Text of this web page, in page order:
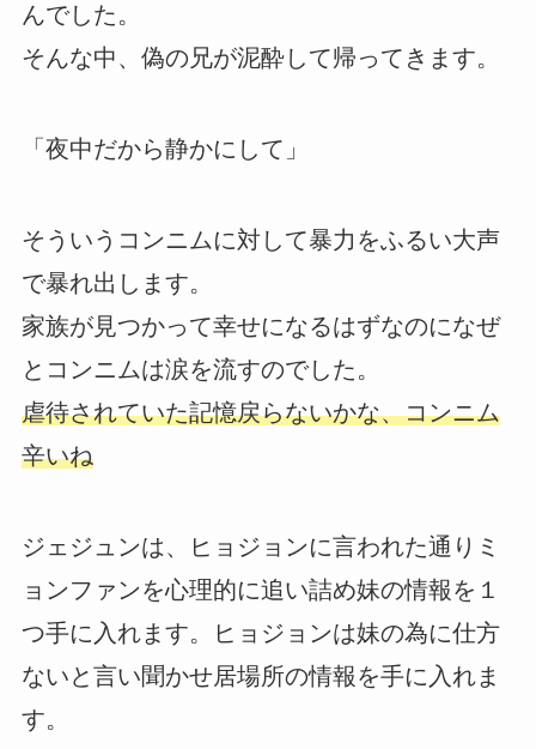
んでした。
そんな中、偽の兄が泥酔して帰ってきます。
「夜中だから静かにして」
そういうコンニムに対して暴力をふるい大声
で暴れ出します。
家族が見つかって幸せになるはずなのになぜ
とコンニムは涙を流すのでした。
虐待されていた記憶戻らないかな、コンニム
辛いね
ジェジュンは、ヒョジョンに言われた通りミ
ョンファンを心理的に追い詰め妹の情報を１
つ手に入れます。ヒョジョンは妹の為に仕方
ないと言い聞かせ居場所の情報を手に入れま
す。